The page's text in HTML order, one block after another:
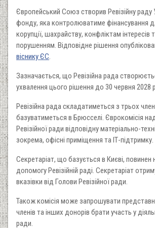
Європейський Союз створив Ревізійну раду
фонду, яка контролюватиме фінансування
корупції, шахрайству, конфліктам інтересів
порушенням. Відповідне рішення
віснику ЄС.
Зазначається, що Ревізійна рада
ухвалення цього рішення до 30 червня 2028
Ревізійна рада складатиметься з трьох
базуватиметься в Брюсселі. Єврокомісія
Ревізійної ради відповідну матеріально-
зокрема, офісні приміщення та ІТ-підтримку.
Секретаріат, що базується в Києві, повинен
допомогу Ревізійній раді. Секретаріат
вказівки від Голови Ревізійної ради.
Також комісія може запрошувати
членів та інших донорів брати участь у
ради.